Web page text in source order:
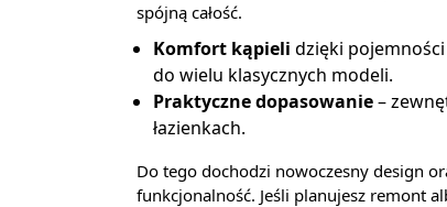
spójną całość.
Komfort kąpieli dzięki
do wielu klasycznych modeli.
Praktyczne dopasowanie–
łazienkach.
Do tego dochodzi nowoczesny design
funkcjonalność. Jeśli planujesz remont